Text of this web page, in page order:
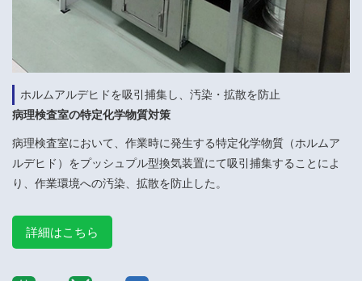
ホルムアルデヒドを吸引捕集し、汚染・拡散を防止
病理検査室の特定化学物質対策
病理検査室において、作業時に発生する特定化学物質（ホルムア
ルデヒド）をプッシュプル型換気装置にて吸引捕集することによ
り、作業環境への汚染、拡散を防止した。
詳細はこちら